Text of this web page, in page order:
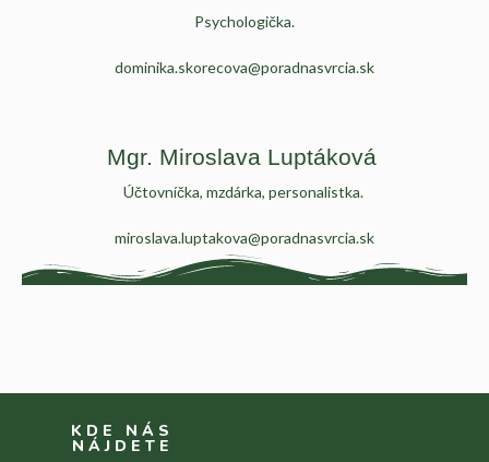
Psychologička.
dominika.skorecova@poradnasvrcia.sk
Mgr. Miroslava Luptáková
Účtovníčka, mzdárka, personalistka.
miroslava.luptakova@poradnasvrcia.sk
KDE NÁS
NÁJDETE